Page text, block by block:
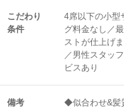
こだわり
条件
4席以下の小型
グ料金なし／
ストが仕上げ
／男性スタッ
ビスあり
備考
◆似合わせ&髪